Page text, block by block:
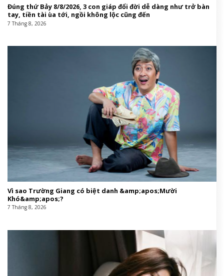
Đúng thứ Bảy 8/8/2026, 3 con giáp đổi đời dễ dàng như trở bàn
tay, tiền tài ùa tới, ngồi không lộc cũng đến
7 Tháng 8, 2026
Vì sao Trường Giang có biệt danh &amp;apos;Mười
Khó&amp;apos;?
7 Tháng 8, 2026